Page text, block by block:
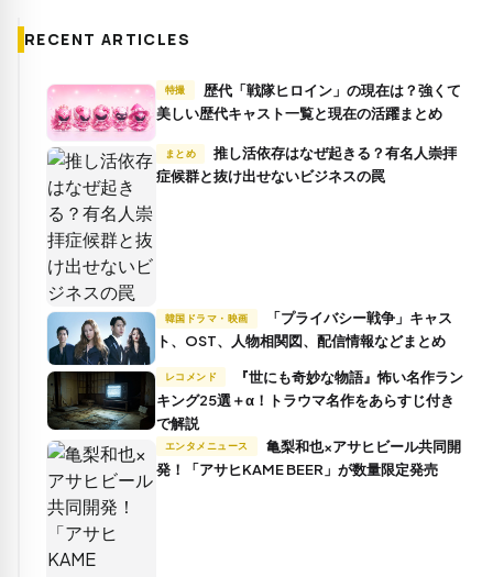
RECENT ARTICLES
特撮
美しい歴代キャスト一覧と現在の活躍まとめ
まとめ
推し活依存はなぜ起きる？有名人崇拝
症候群と抜け出せないビジネスの罠
韓国ドラマ・映画
ト、OST、人物相関図、配信情報などまとめ
レコメンド
キング25選＋α！トラウマ名作をあらすじ付き
で解説
エンタメニュース
発！「アサヒKAME BEER」が数量限定発売